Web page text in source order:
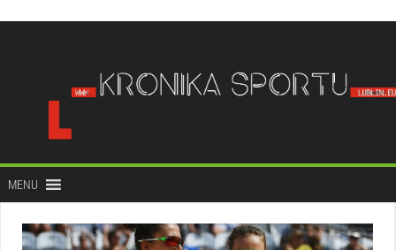
treści
MENU